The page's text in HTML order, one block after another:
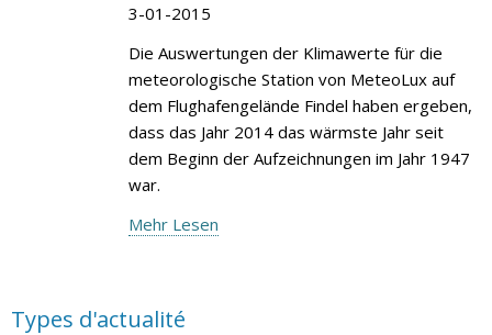
3-01-2015
Die Auswertungen der Klimawerte für die
meteorologische Station von MeteoLux auf
dem Flughafengelände Findel haben ergeben,
dass das Jahr 2014 das wärmste Jahr seit
dem Beginn der Aufzeichnungen im Jahr 1947
war.
Mehr Lesen
Types d'actualité